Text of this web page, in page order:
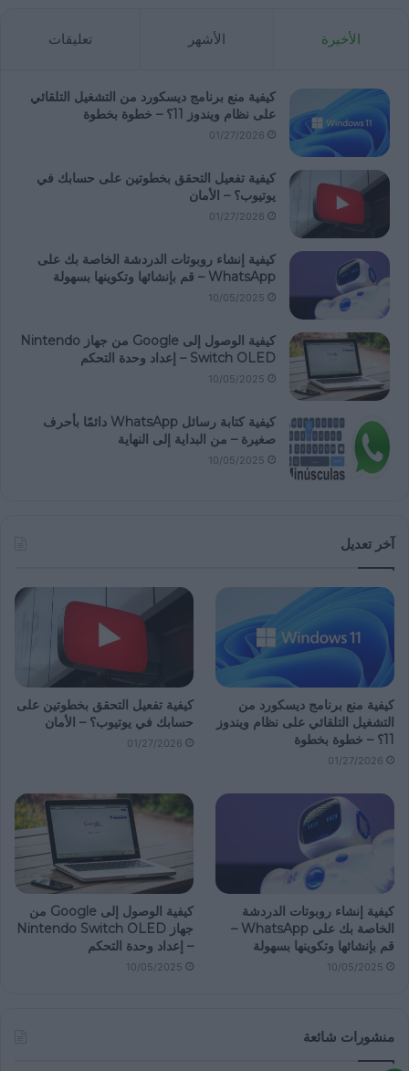
الأخيرة الأشهر تعليقات
كيفية منع برنامج ديسكورد من التشغيل التلقائي
على نظام ويندوز 11؟ – خطوة بخطوة
01/27/2026
كيفية تفعيل التحقق بخطوتين على حسابك في
يوتيوب؟ – الأمان
01/27/2026
كيفية إنشاء روبوتات الدردشة الخاصة بك على
WhatsApp – قم بإنشائها وتكوينها بسهولة
10/05/2025
كيفية الوصول إلى Google من جهاز Nintendo
Switch OLED – إعداد وحدة التحكم
10/05/2025
كيفية كتابة رسائل WhatsApp دائمًا بأحرف
صغيرة – من البداية إلى النهاية
10/05/2025
آخر تعديل
كيفية منع برنامج ديسكورد من
التشغيل التلقائي على نظام ويندوز
11؟ – خطوة بخطوة
01/27/2026
كيفية تفعيل التحقق بخطوتين على
حسابك في يوتيوب؟ – الأمان
01/27/2026
كيفية إنشاء روبوتات الدردشة
الخاصة بك على WhatsApp –
قم بإنشائها وتكوينها بسهولة
10/05/2025
كيفية الوصول إلى Google من
جهاز Nintendo Switch OLED
– إعداد وحدة التحكم
10/05/2025
منشورات شائعة